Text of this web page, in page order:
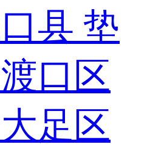
县 垫
口区
大足区